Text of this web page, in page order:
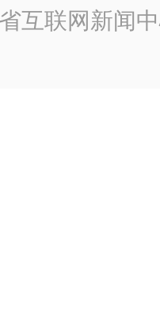
互联网新闻